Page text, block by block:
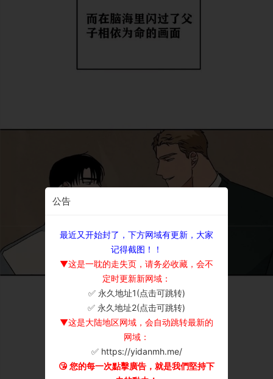
公告
最近又开始封了，下方网域有更新，大家
记得截图！！
▼这是一耽的走失页，请务必收藏，会不
定时更新新网域：
✅ 永久地址1(点击可跳转)
✅ 永久地址2(点击可跳转)
▼这是大陆地区网域，会自动跳转最新的
网域：
✅ https://yidanmh.me/
😘 您的每一次點擊廣告，就是我們堅持下